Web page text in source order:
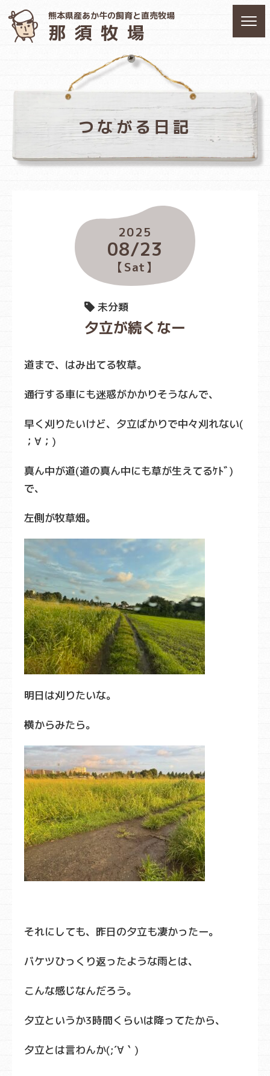
熊本県産あか牛の飼育と直売牧場
那須牧場
つながる日記
2025
08/23
【Sat】
未分類
夕立が続くなー
道まで、はみ出てる牧草。
通行する車にも迷惑がかかりそうなんで、
早く刈りたいけど、夕立ばかりで中々刈れない(
；∀；)
真ん中が道(道の真ん中にも草が生えてるｹﾄﾞ)
で、
左側が牧草畑。
明日は刈りたいな。
横からみたら。
それにしても、昨日の夕立も凄かったー。
バケツひっくり返ったような雨とは、
こんな感じなんだろう。
夕立というか3時間くらいは降ってたから、
夕立とは言わんか(;´∀｀)